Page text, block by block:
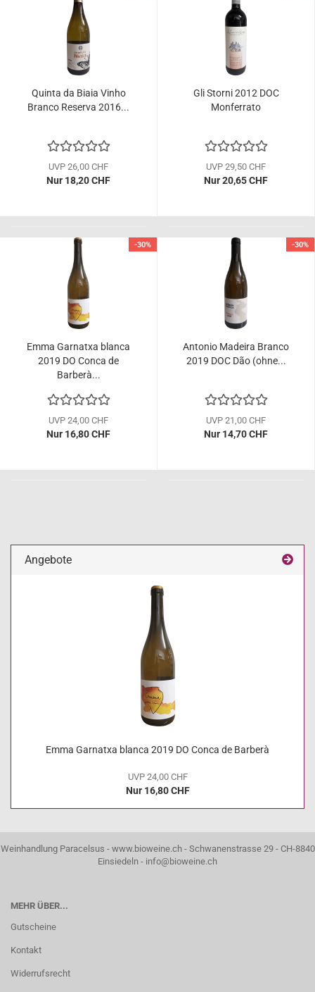
Quinta da Biaia Vinho
Branco Reserva 2016...
UVP 26,00 CHF
Nur 18,20 CHF
Gli Storni 2012 DOC
Monferrato
UVP 29,50 CHF
Nur 20,65 CHF
-30%
Emma Garnatxa blanca
2019 DO Conca de
Barberà...
UVP 24,00 CHF
Nur 16,80 CHF
-30%
Antonio Madeira Branco
2019 DOC Dão (ohne...
UVP 21,00 CHF
Nur 14,70 CHF
Angebote
Emma Garnatxa blanca 2019 DO Conca de Barberà
UVP 24,00 CHF
Nur 16,80 CHF
Weinhandlung Paracelsus - www.bioweine.ch - Schwanenstrasse 29 - CH-8840
Einsiedeln - info@bioweine.ch
MEHR ÜBER...
Gutscheine
Kontakt
Widerrufsrecht